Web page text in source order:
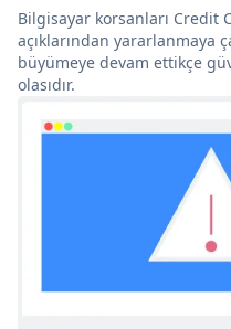
Bilgisayar korsanları Credit
açıklarından yararlanmaya
büyümeye devam ettikçe
olasıdır.